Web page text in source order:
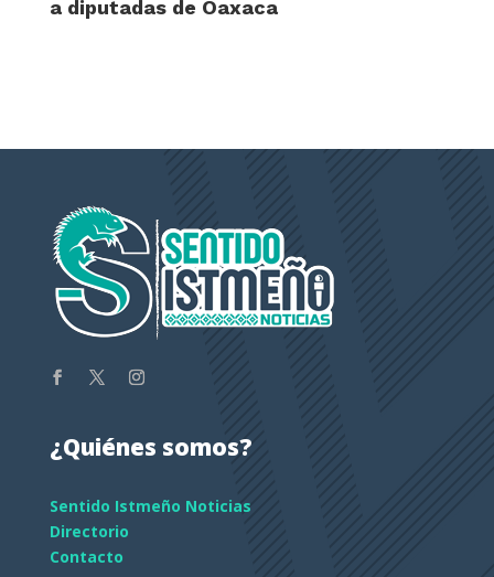
a diputadas de Oaxaca
¿Quiénes somos?
Sentido Istmeño Noticias
Directorio
Contacto